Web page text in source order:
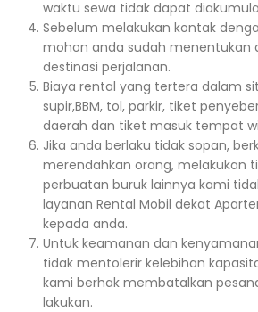
waktu sewa tidak dapat
Sebelum melakukan kontak
mohon anda sudah menentukan
destinasi perjalanan.
Biaya rental yang tertera dalam
supir,BBM, tol, parkir, tiket
daerah dan tiket masuk tempat
Jika anda berlaku tidak sopan,
merendahkan orang, melakukan
perbuatan buruk lainnya kami
layanan Rental Mobil dekat
kepada anda.
Untuk keamanan dan
tidak mentolerir kelebihan
kami berhak membatalkan
lakukan.